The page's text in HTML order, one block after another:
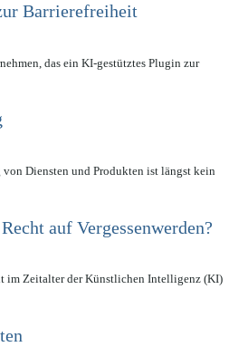
Barrierefreiheit
das ein KI-gestütztes Plugin zur
Diensten und Produkten ist längst kein
auf Vergessenwerden?
im Zeitalter der Künstlichen Intelligenz (KI)